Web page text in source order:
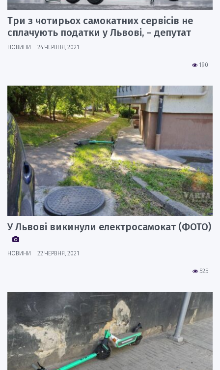
Три з чотирьох самокатних сервісів не
сплачують податки у Львові, – депутат
НОВИНИ 24 ЧЕРВНЯ, 2021
190
У Львові викинули електросамокат (ФОТО)
НОВИНИ 22 ЧЕРВНЯ, 2021
525